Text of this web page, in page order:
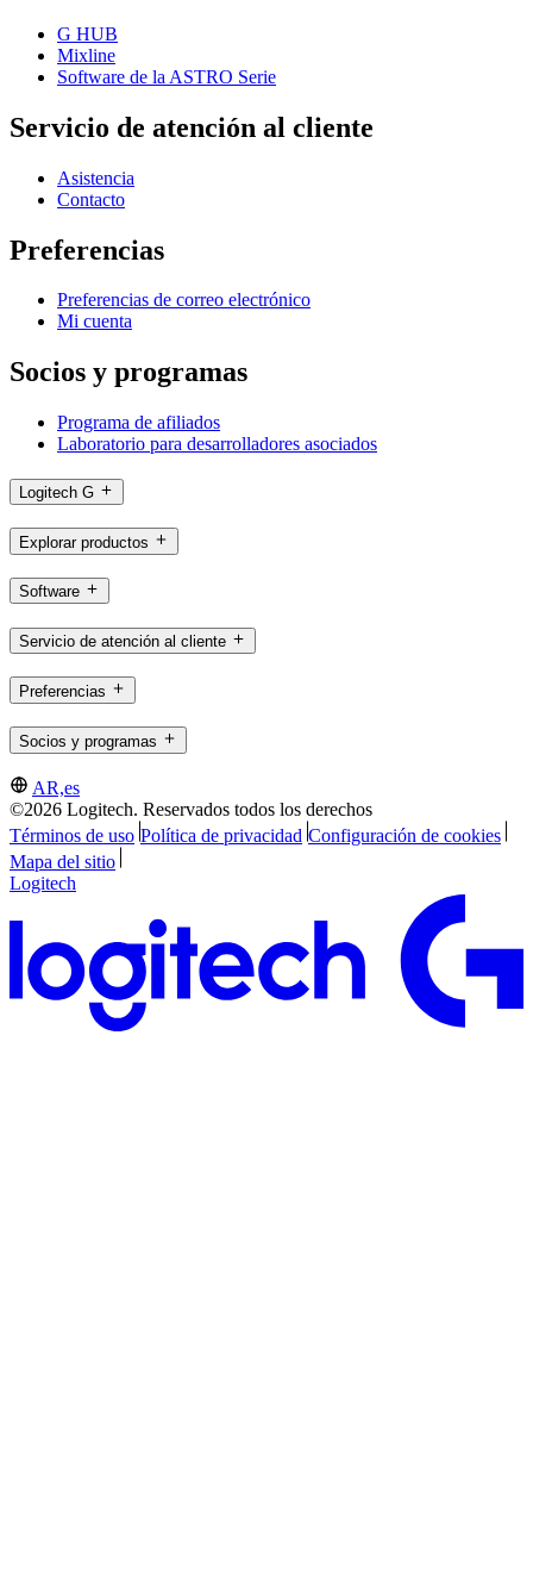
G HUB
Mixline
Software de la ASTRO Serie
Servicio de atención al cliente
Asistencia
Contacto
Preferencias
Preferencias de correo electrónico
Mi cuenta
Socios y programas
Programa de afiliados
Laboratorio para desarrolladores asociados
Logitech G
Explorar productos
Software
Servicio de atención al cliente
Preferencias
Socios y programas
AR,es
©2026 Logitech. Reservados todos los derechos
Términos de uso Política de privacidad Configuración de cookies
Mapa del sitio
Logitech